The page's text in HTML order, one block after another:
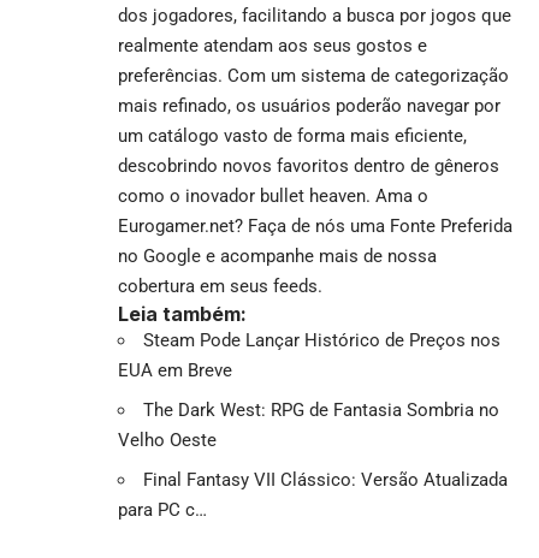
dos jogadores, facilitando a busca por jogos que
realmente atendam aos seus gostos e
preferências. Com um sistema de categorização
mais refinado, os usuários poderão navegar por
um catálogo vasto de forma mais eficiente,
descobrindo novos favoritos dentro de gêneros
como o inovador bullet heaven. Ama o
Eurogamer.net? Faça de nós uma Fonte Preferida
no Google e acompanhe mais de nossa
cobertura em seus feeds.
Leia também:
Steam Pode Lançar Histórico de Preços nos
EUA em Breve
The Dark West: RPG de Fantasia Sombria no
Velho Oeste
Final Fantasy VII Clássico: Versão Atualizada
para PC c…